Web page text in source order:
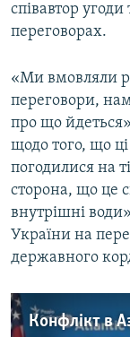
співавтор
переговорах.
«Ми вмовляли
переговори,
про що
щодо того, що
погодилися на
сторона, що це
внутрішні
України на
державного